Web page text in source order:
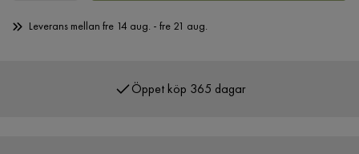
Leverans mellan fre 14 aug. - fre 21 aug.